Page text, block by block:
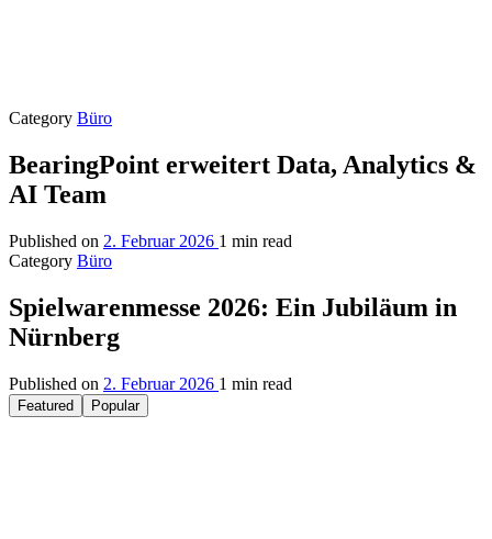
Category Büro
BearingPoint erweitert Data, Analytics &
AI Team
Published on 2. Februar 2026 1 min read
Category Büro
Spielwarenmesse 2026: Ein Jubiläum in
Nürnberg
Published on 2. Februar 2026 1 min read
Featured Popular